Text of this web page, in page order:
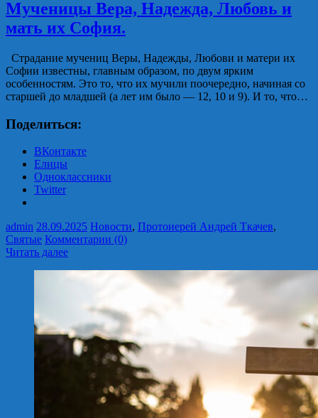
Мученицы Вера, Надежда, Любовь и
мать их София.
Страдание мучениц Веры, Надежды, Любови и матери их
Софии известны, главным образом, по двум ярким
особенностям. Это то, что их мучили поочередно, начиная со
старшей до младшей (а лет им было — 12, 10 и 9). И то, что…
Поделиться:
ВКонтакте
Елицы
Одноклассники
Twitter
admin 28.09.2025 Новости, Протоиерей Андрей Ткачев,
Святые Комментарии (0)
Читать далее